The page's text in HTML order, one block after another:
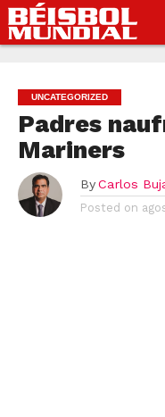
UNCATEGORIZED
Padres
Mariners
By Carlos
Posted on